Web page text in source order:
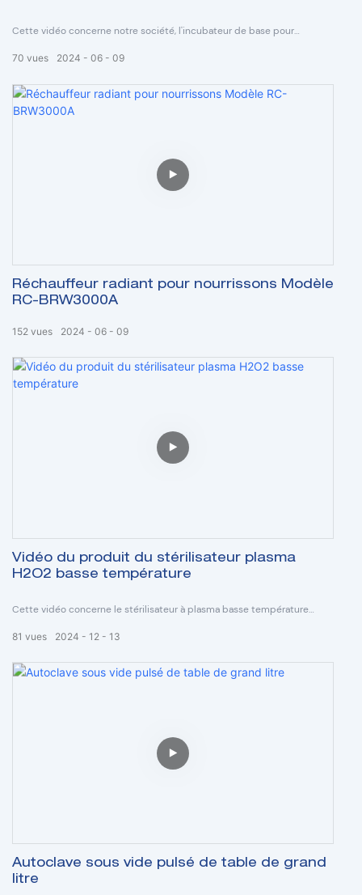
Cette vidéo concerne notre société, l'incubateur de base pour
fonction de température cutanée. C'est toujours celui qui se vend le
2024 06 09
70 vues
Réchauffeur radiant pour nourrissons Modèle
RC-BRW3000A
2024 06 09
152 vues
Vidéo du produit du stérilisateur plasma
H2O2 basse température
Cette vidéo concerne le stérilisateur à plasma basse température
2024 12 13
81 vues
Autoclave sous vide pulsé de table de grand
litre